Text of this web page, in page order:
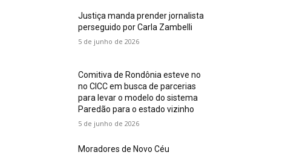
Justiça manda prender jornalista
perseguido por Carla Zambelli
5 de junho de 2026
Comitiva de Rondônia esteve no
no CICC em busca de parcerias
para levar o modelo do sistema
Paredão para o estado vizinho
5 de junho de 2026
Moradores de Novo Céu